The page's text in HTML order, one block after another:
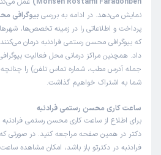
نمایش می‌دهد. در ادامه به بررسی بیوگرافی
پرداخت و اطلاعاتی را در زمینه تخصص‌ها،
که بیوگرافی محسن رستمی فرادنبه درمان
داد. همچنین مراکز درمانی محل فعالیت
جمله آدرس مطب، شماره تماس تلفن) را چنانچه
شما به اشتراک خواهیم گذاشت.
ساعت کاری محسن رستمی فرادنبه
برای اطلاع از ساعت کاری محسن رستمی
دکتر در همین صفحه مراجعه کنید. در صورتی
فرادنبه در دکترتو باز باشد، امکان مشاهده